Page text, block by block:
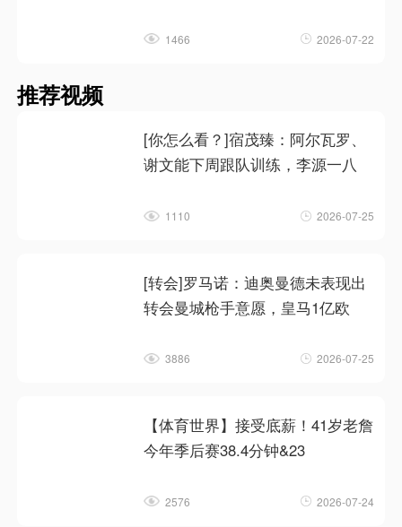
1466 2026-07-22
推荐视频
[你怎么看？]宿茂臻：阿尔瓦罗、
谢文能下周跟队训练，李源一八
1110 2026-07-25
[转会]罗马诺：迪奥曼德未表现出
转会曼城枪手意愿，皇马1亿欧
3886 2026-07-25
【体育世界】接受底薪！41岁老詹
今年季后赛38.4分钟&23
2576 2026-07-24